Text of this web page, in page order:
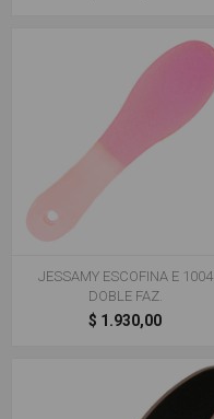
JESSAMY ESCOFINA E 1004
DOBLE FAZ.
$ 1.930,00